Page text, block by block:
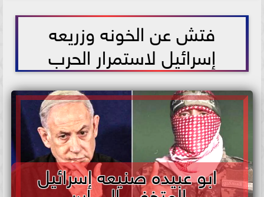
فتش عن الخونه وزريعه
إسرائيل لاستمرار الحرب
ابو عبيده صنيعه إسرائيل